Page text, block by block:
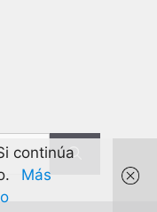
continúa
Más